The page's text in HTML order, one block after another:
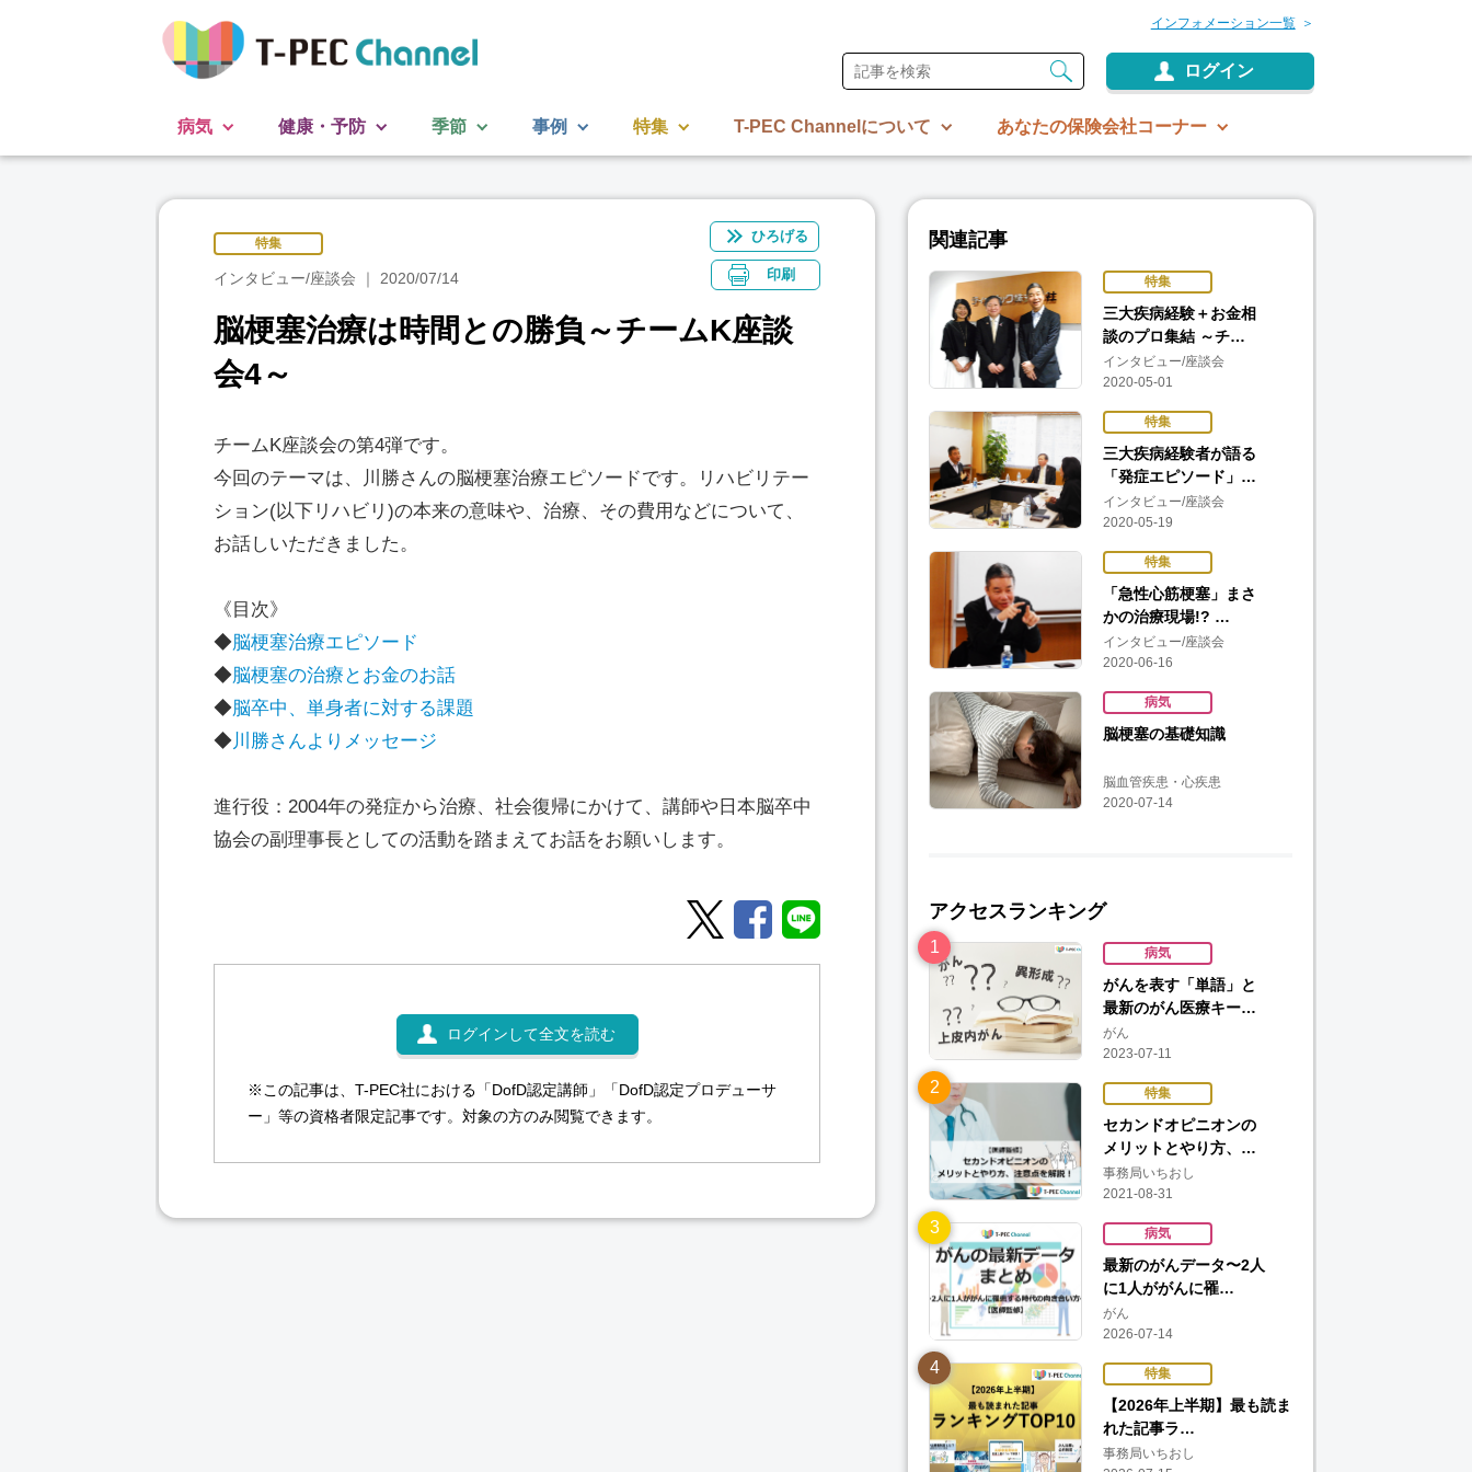
インフォメーション一覧
ログイン
病気 健康・予防 季節 事例 特集 T-PEC Channelについて あなたの保険会社コーナー
ひろげる
特集
インタビュー/座談会 2020/07/14 印刷
脳梗塞治療は時間との勝負～チームK座談
会4～
チームK座談会の第4弾です。
今回のテーマは、川勝さんの脳梗塞治療エピソードです。リハビリテー
ション(以下リハビリ)の本来の意味や、治療、その費用などについて、
お話しいただきました。
《目次》
◆脳梗塞治療エピソード
◆脳梗塞の治療とお金のお話
◆脳卒中、単身者に対する課題
◆川勝さんよりメッセージ
進行役：2004年の発症から治療、社会復帰にかけて、講師や日本脳卒中
協会の副理事長としての活動を踏まえてお話をお願いします。
ログインして全文を読む
※この記事は、T-PEC社における「DofD認定講師」「DofD認定プロデューサ
ー」等の資格者限定記事です。対象の方のみ閲覧できます。
関連記事
特集
三大疾病経験＋お金相
談のプロ集結 ～チ…
インタビュー/座談会
2020-05-01
特集
三大疾病経験者が語る
「発症エピソード」…
インタビュー/座談会
2020-05-19
特集
「急性心筋梗塞」まさ
かの治療現場!? …
インタビュー/座談会
2020-06-16
病気
脳梗塞の基礎知識
脳血管疾患・心疾患
2020-07-14
アクセスランキング
病気
がんを表す「単語」と
最新のがん医療キー…
がん
2023-07-11
特集
セカンドオピニオンの
メリットとやり方、…
事務局いちおし
2021-08-31
病気
最新のがんデータ〜2人
に1人ががんに罹…
がん
2026-07-14
特集
【2026年上半期】最も読ま
れた記事ラ…
事務局いちおし